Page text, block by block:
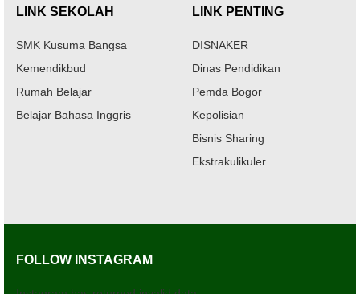
LINK SEKOLAH
SMK Kusuma Bangsa
Kemendikbud
Rumah Belajar
Belajar Bahasa Inggris
LINK PENTING
DISNAKER
Dinas Pendidikan
Pemda Bogor
Kepolisian
Bisnis Sharing
Ekstrakulikuler
FOLLOW INSTAGRAM